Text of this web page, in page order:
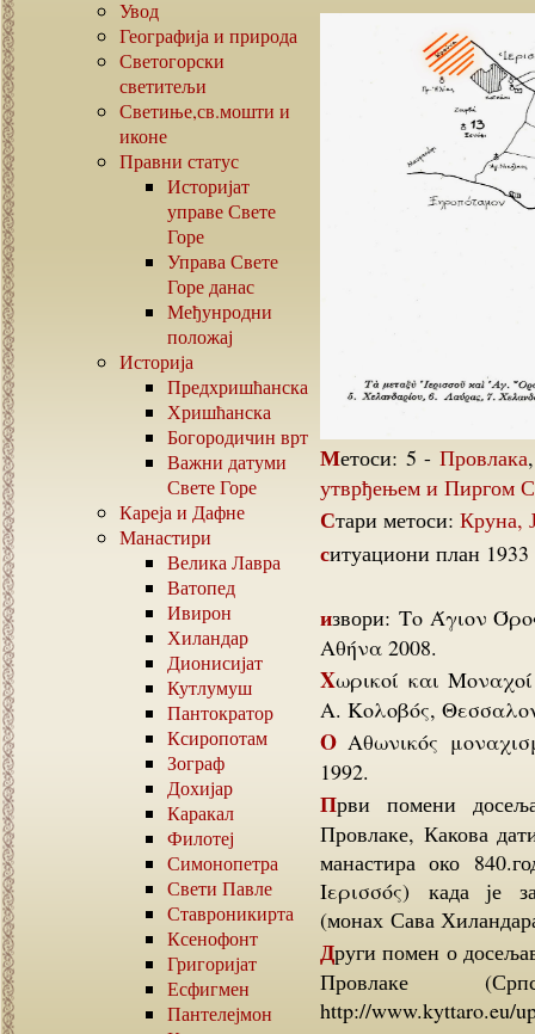
Увод
Географија и природа
Светогорски
светитељи
Светиње,св.мошти и
иконе
Правни статус
Историјат
управе Свете
Горе
Управа Свете
Горе данас
Међунродни
положај
Историја
Предхришћанска
Хришћанска
Богородичин врт
Важни датуми
Свете Горе
Кареја и Дафне
Манастири
Велика Лавра
Ватопед
Ивирон
Хиландар
Дионисијат
Кутлумуш
Пантократор
Ксиропотам
Зограф
Дохијар
Каракал
Филотеј
Симонопетра
Свети Павле
Ставроникирта
Ксенофонт
Григоријат
Есфигмен
Пантелејмон
Метоси: 5 - Провлака
утврђењем и Пиргом
Стари метоси: Круна,
ситуациони план
извори: Το Άγιον Όρος κατά την περίοδο του Μεσοπολέμου, Δ. Μουζάκη,
Αθήνα 2008.
Χωρικοί και Μοναχοί στην Οθωμανική Χαλκιδική, τόμος πρώτος, Ηλίας
Α. Κολοβός,
Ο Αθωνικός μοναχισμός, Διονυσία Παπαχρυσάνθου, Μ. Ι. Ε. Τ Αθήνα
1992.
Први помени досељавања Словена, Срба, Склава у подручје Атоса,
Провлаке, Какова
манастира око
Ιερισσός) када је
(монах Сава
Други помен о досељавању Срба у пределу Атоса је из 942.године у области
Провлаке
http://www.kyttaro.eu/